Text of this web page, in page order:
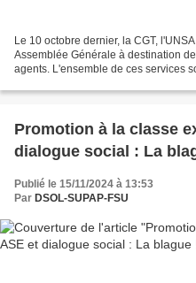
Le 10 octobre dernier, la CGT,
Assemblée Générale à destination
agents. L'ensemble de ces services
Promotion à la classe
dialogue social : La
Publié le 15/11/2024 à 13:53
Par DSOL-SUPAP-FSU